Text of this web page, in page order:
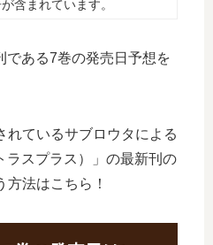
含まれています。
である7巻の発売日予想を
れているサブロウタによる
ラスプラス）」の最新刊の
法はこちら！